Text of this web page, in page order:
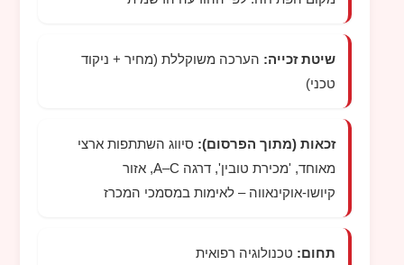
שיטת זכייה:הערכה משוקללת (מחיר + ניקוד
טכני)
זכאות (מתוך הפרסום):סיווג השתתפות ארצי
מאוחד, 'מכירת טובין', דרגה A–C, אזור
קיושו-אוקינאווה – לאימות במסמכי המכרז
תחום:טכנולוגיה רפואית